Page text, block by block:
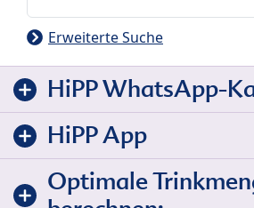
Erweiterte Suche
HiPP WhatsApp-
HiPP App
Optimale